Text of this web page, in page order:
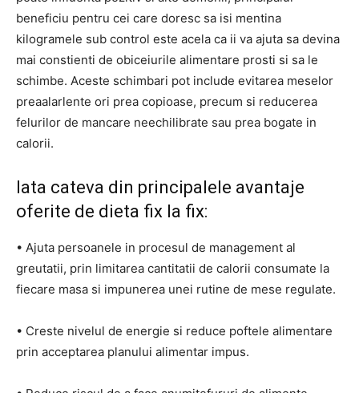
beneficiu pentru cei care doresc sa isi mentina
kilogramele sub control este acela ca ii va ajuta sa devina
mai constienti de obiceiurile alimentare prosti si sa le
schimbe. Aceste schimbari pot include evitarea meselor
preaalarlente ori prea copioase, precum si reducerea
felurilor de mancare neechilibrate sau prea bogate in
calorii.
Iata cateva din principalele avantaje
oferite de dieta fix la fix:
• Ajuta persoanele in procesul de management al
greutatii, prin limitarea cantitatii de calorii consumate la
fiecare masa si impunerea unei rutine de mese regulate.
• Creste nivelul de energie si reduce poftele alimentare
prin acceptarea planului alimentar impus.